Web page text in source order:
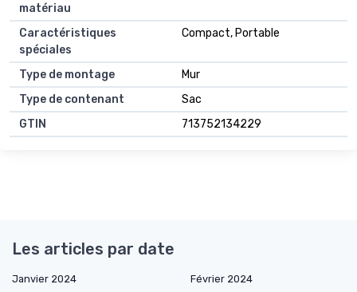
matériau
Caractéristiques
spéciales
Compact, Portable
Type de montage
Mur
Type de contenant
Sac
GTIN
713752134229
Les articles par date
Janvier 2024
Février 2024